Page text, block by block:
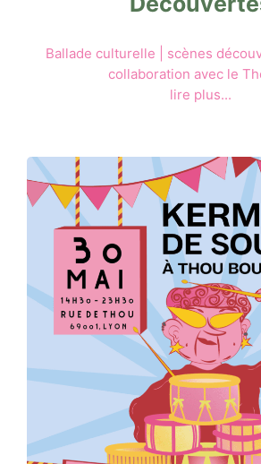
Ballade culturelle | scènes
collaboration avec le
lire plus...